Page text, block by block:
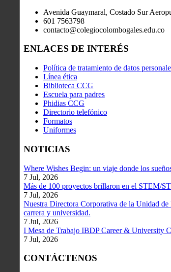
Avenida Guaymaral, Costado Sur
601 7563798
contacto@colegiocolombogales.edu.co
ENLACES DE INTERÉS
Política de tratamiento de datos
Línea ética
Biblioteca CCG
Escuela para padres
Phidias CCG
Directorio telefónico
Formatos
Uniformes
NOTICIAS
Where Wishes Begin: un viaje donde los
7 Jul, 2026
Más de 100 proyectos brillaron en el STEM/
7 Jul, 2026
Nuestra Directora Corporativa de la Unidad
carrera y universidad.
7 Jul, 2026
I Mesa de Trabajo IBDP Career & University
7 Jul, 2026
CONTÁCTENOS